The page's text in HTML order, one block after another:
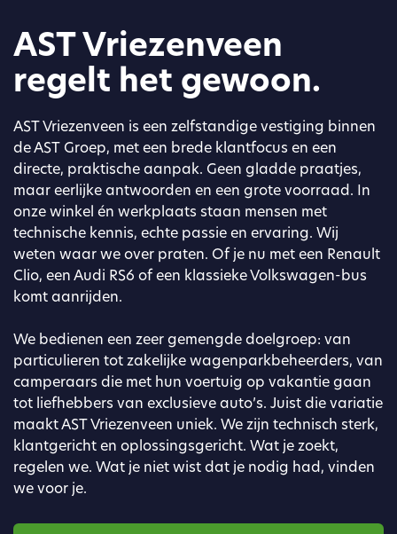
AST Vriezenveen
regelt het gewoon.
AST Vriezenveen is een zelfstandige vestiging binnen
de AST Groep, met een brede klantfocus en een
directe, praktische aanpak. Geen gladde praatjes,
maar eerlijke antwoorden en een grote voorraad. In
onze winkel én werkplaats staan mensen met
technische kennis, echte passie en ervaring. Wij
weten waar we over praten. Of je nu met een Renault
Clio, een Audi RS6 of een klassieke Volkswagen-bus
komt aanrijden.
We bedienen een zeer gemengde doelgroep: van
particulieren tot zakelijke wagenparkbeheerders, van
camperaars die met hun voertuig op vakantie gaan
tot liefhebbers van exclusieve auto’s. Juist die variatie
maakt AST Vriezenveen uniek. We zijn technisch sterk,
klantgericht en oplossingsgericht. Wat je zoekt,
regelen we. Wat je niet wist dat je nodig had, vinden
we voor je.